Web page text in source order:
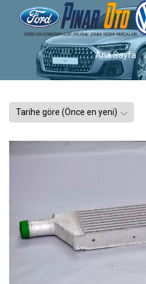
Ana Sayfa